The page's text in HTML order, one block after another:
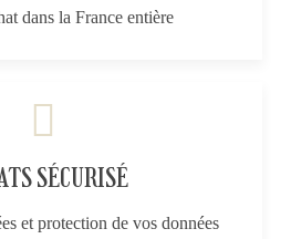
dans la France entière
SÉCURISÉ
et protection de vos données